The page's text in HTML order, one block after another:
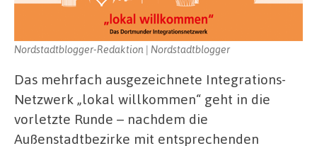
Nordstadtblogger-Redaktion | Nordstadtblogger
Das mehrfach ausgezeichnete Integrations-
Netzwerk „lokal willkommen“ geht in die
vorletzte Runde – nachdem die
Außenstadtbezirke mit entsprechenden